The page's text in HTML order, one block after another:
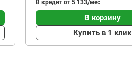
В кредит от 5 133/мес
В корзину
Купить в 1 клик